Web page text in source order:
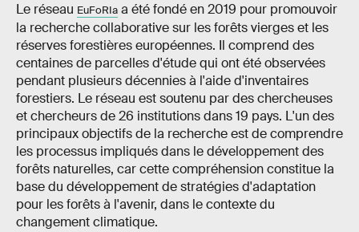
Le réseau EuFoRIa a été fondé en 2019 pour promouvoir
la recherche collaborative sur les forêts vierges et les
réserves forestières européennes. Il comprend des
centaines de parcelles d'étude qui ont été observées
pendant plusieurs décennies à l'aide d'inventaires
forestiers. Le réseau est soutenu par des chercheuses
et chercheurs de 26 institutions dans 19 pays. L'un des
principaux objectifs de la recherche est de comprendre
les processus impliqués dans le développement des
forêts naturelles, car cette compréhension constitue la
base du développement de stratégies d'adaptation
pour les forêts à l'avenir, dans le contexte du
changement climatique.